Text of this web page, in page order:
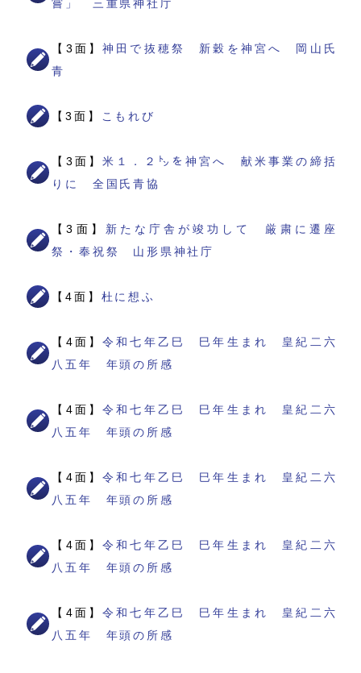
嘗」 三重県神社庁
【3面】神田で抜穂祭 新穀を神宮へ 岡山氏
青
【3面】 こもれび
【3面】米１．２㌧を神宮へ 献米事業の締括
りに 全国氏青協
【3面】 新たな庁舎が竣功して 厳粛に遷座
祭・奉祝祭 山形県神社庁
【4面】 杜に想ふ
【4面】令和七年乙巳 巳年生まれ 皇紀二六
八五年 年頭の所感
【4面】令和七年乙巳 巳年生まれ 皇紀二六
八五年 年頭の所感
【4面】令和七年乙巳 巳年生まれ 皇紀二六
八五年 年頭の所感
【4面】令和七年乙巳 巳年生まれ 皇紀二六
八五年 年頭の所感
【4面】令和七年乙巳 巳年生まれ 皇紀二六
八五年 年頭の所感